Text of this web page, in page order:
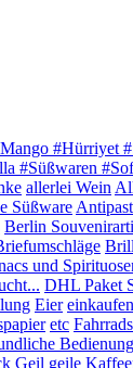
#Süßwaren
allerlei Wein
Süßware
Berlin
und
DHL Paket
Eier
etc
Bedienung
Geil geile